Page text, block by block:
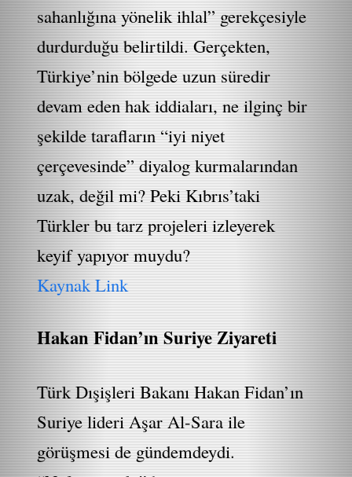
sahanlığına yönelik ihlal” gerekçesiyle
durdurduğu belirtildi. Gerçekten,
Türkiye’nin bölgede uzun süredir
devam eden hak iddiaları, ne ilginç bir
şekilde tarafların “iyi niyet
çerçevesinde” diyalog kurmalarından
uzak, değil mi? Peki Kıbrıs’taki
Türkler bu tarz projeleri izleyerek
keyif yapıyor muydu?
Kaynak Link
Hakan Fidan’ın Suriye Ziyareti
Türk Dışişleri Bakanı Hakan Fidan’ın
Suriye lideri Aşar Al-Sara ile
görüşmesi de gündemdeydi.